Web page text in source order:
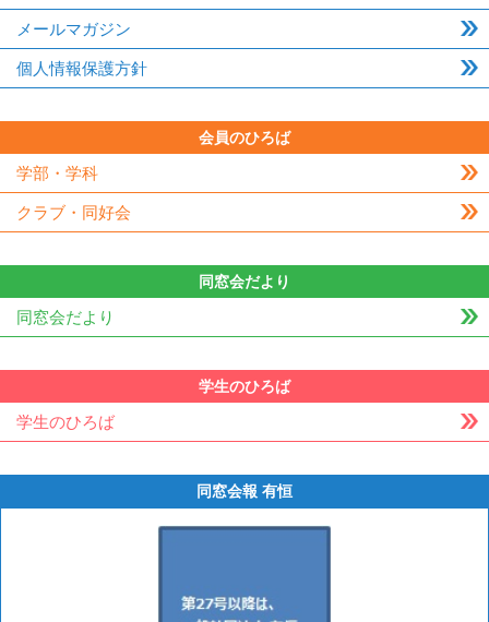
メールマガジン
個人情報保護方針
会員のひろば
学部・学科
クラブ・同好会
同窓会だより
同窓会だより
学生のひろば
学生のひろば
同窓会報 有恒